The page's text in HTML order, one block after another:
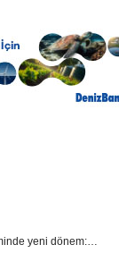
yeni dönem:…